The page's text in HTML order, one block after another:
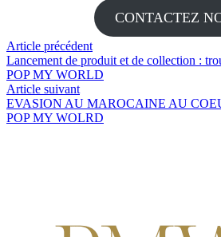
CONTACTEZ
Article précédent
Lancement de produit et de collection :
POP MY WORLD
Article suivant
EVASION AU MAROCAINE AU
POP MY WOLRD